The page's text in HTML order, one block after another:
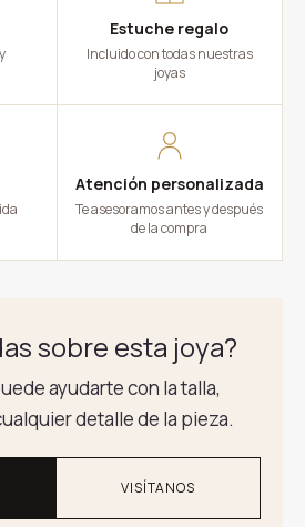
Estuche regalo
Incluido con todas nuestras
joyas
Atención personalizada
Te asesoramos antes y después
de la compra
sobre esta joya?
ayudarte con la talla,
detalle de la pieza.
VISÍTANOS